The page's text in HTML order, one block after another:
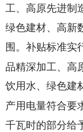
工、高原先进制
绿色建材、高新
围。补贴标准实
品精深加工、高
饮用水、绿色建
产用电量符合要
千瓦时的部分给